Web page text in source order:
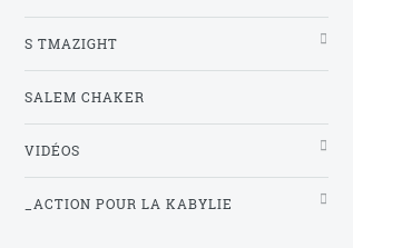
S TMAZIGHT
SALEM CHAKER
VIDÉOS
_ACTION POUR LA KABYLIE